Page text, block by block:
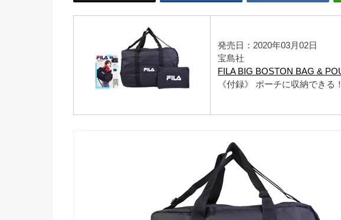
発売日：2020年03月02日
宝島社
FILA BIG BOSTON BAG &
《付録》 ポーチに収納でき